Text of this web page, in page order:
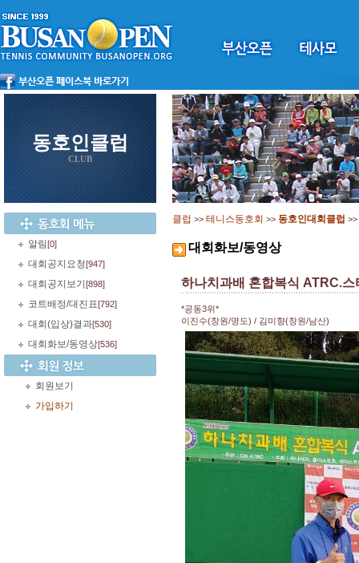
동호인클럽
CLUB
알림[0]
대회공지요청[947]
대회공지보기 [898]
코트배정/대진표[792]
대회(입상)결과[530]
대회화보/동영상[536]
회원보기
가입하기
클럽 >> 테니스동호회 >> 동호인대회클럽 >>
대회화보/동영상
하나치과배 혼합복식 ATRC.
*공동3위*
이진수(창원/명도) / 김미향(창원/남산)